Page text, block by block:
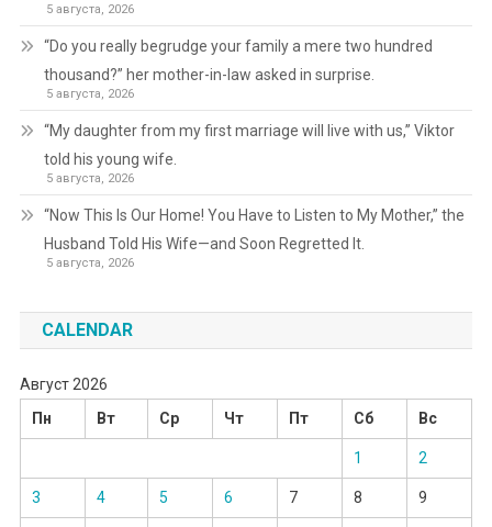
5 августа, 2026
“Do you really begrudge your family a mere two hundred
thousand?” her mother-in-law asked in surprise.
5 августа, 2026
“My daughter from my first marriage will live with us,” Viktor
told his young wife.
5 августа, 2026
“Now This Is Our Home! You Have to Listen to My Mother,” the
Husband Told His Wife—and Soon Regretted It.
5 августа, 2026
CALENDAR
Август 2026
Пн
Вт Ср Чт Пт Сб Вс
1 2
3 4 5 6 7 8 9